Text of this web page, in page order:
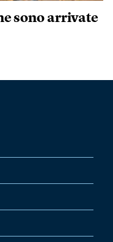
sono arrivate